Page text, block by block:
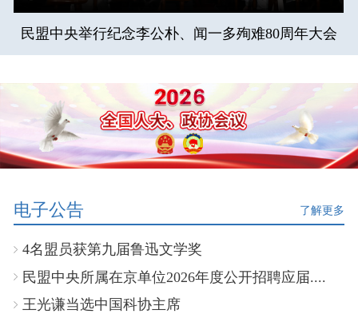
民盟中央举行纪念李公朴、闻一多殉难80周年大会
电子公告 了解更多
4名盟员获第九届鲁迅文学奖
民盟中央所属在京单位2026年度公开招聘应届....
王光谦当选中国科协主席